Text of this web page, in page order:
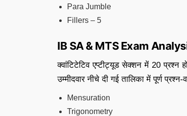
Para Jumble
Fillers – 5
IB SA & MTS Exam
क्वांटिटेटिव एप्टीट्यूड सेक्शन में 20 प्रश्न
उम्मीदवार नीचे दी गई तालिका में पूर्ण
Mensuration
Trigonometry